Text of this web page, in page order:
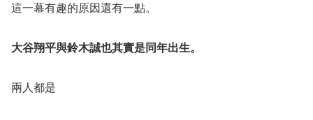
這一幕有趣的原因還有一點。
大谷翔平與鈴木誠也其實是同年出生。
兩人都是